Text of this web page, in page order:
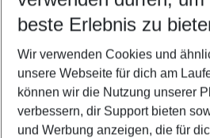
5-8 Nächte
2 Erwachsene Keine Kinder
Mehr Filter
beste Erlebnis zu
Wir verwenden Cookies und
unsere Webseite für dich am
können wir die Nutzung unserer
verbessern, dir Support bieten
und Werbung anzeigen, die für